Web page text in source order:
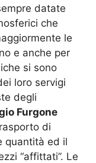
datate
che
le
e anche per
si sono
loro servigi
degli
Furgone
di
quantità ed il
“affittati”. Le